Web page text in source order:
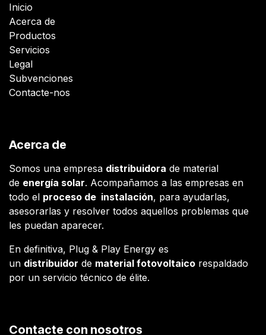
Inicio
Acerca de
Productos
Servicios
Legal
Subvenciones
Contacte-nos
Acerca de
Somos una empresa distribuidora de material
de energía solar. Acompañamos a las empresas en
todo el proceso de instalación, para ayudarlas,
asesorarlas y resolver todos aquellos problemas que
les puedan aparecer.
En definitiva, Plug & Play Energy es
un distribuidor de material fotovoltaico respaldado
por un servicio técnico de élite.
Contacte con nosotros